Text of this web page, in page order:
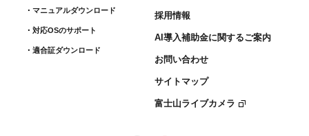
マニュアルダウンロード
対応OSのサポート
適合証ダウンロード
採用情報
AI導入補助金に関するご案内
お問い合わせ
サイトマップ
富士山ライブカメラ